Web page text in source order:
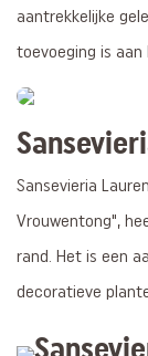
aantrekkelijke
toevoeging is aan
Sansevieria
Vrouwentong",
rand. Het is een
decoratieve